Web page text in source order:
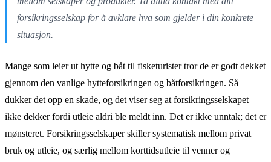
forsikringsselskap for å avklare hva som gjelder i din konkrete
situasjon.
Mange som leier ut hytte og båt til fisketurister tror de er godt dekket
gjennom den vanlige hytteforsikringen og båtforsikringen. Så
dukker det opp en skade, og det viser seg at forsikringsselskapet
ikke dekker fordi utleie aldri ble meldt inn. Det er ikke unntak; det er
mønsteret. Forsikringsselskaper skiller systematisk mellom privat
bruk og utleie, og særlig mellom korttidsutleie til venner og